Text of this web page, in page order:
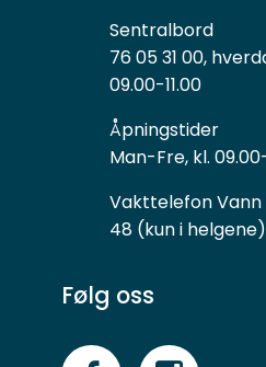
Sentralbord
76 05 31 00,
09.00-11.00
Åpningstider
Man-Fre, kl.
Vakttelefon Vann
48 (kun i helgene)
Følg oss